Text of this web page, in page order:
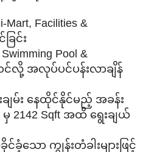
Facilities &
ခြင်း
Pool &
ါဝင်လို့ အလုပ်ပင်ပန်းလာချိန်
ချမ်း နေထိုင်နိုင်မည့် အခန်း
2142 Sqft အထိ ရွေးချယ်
ခံ့သော ကျွန်းတံခါးများဖြင့်